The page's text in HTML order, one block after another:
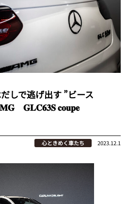
しで逃げ出す ”ビース
𝐀𝐌𝐆 𝐆𝐋𝐂𝟔𝟑𝐒 𝐜𝐨𝐮𝐩𝐞
心ときめく車たち 2023.12.1